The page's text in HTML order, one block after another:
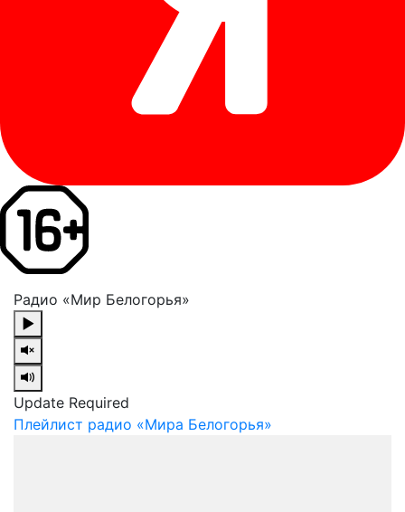
Радио «Мир Белогорья»
Update Required
Плейлист радио «Мира Белогорья»